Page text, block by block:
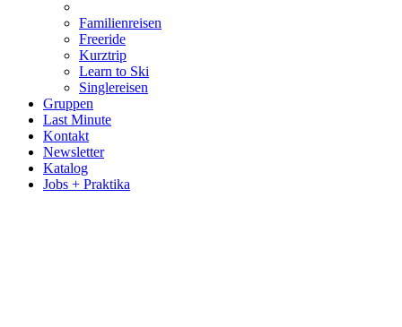
Familienreisen
Freeride
Kurztrip
Learn to Ski
Singlereisen
Gruppen
Last Minute
Kontakt
Newsletter
Katalog
Jobs + Praktika